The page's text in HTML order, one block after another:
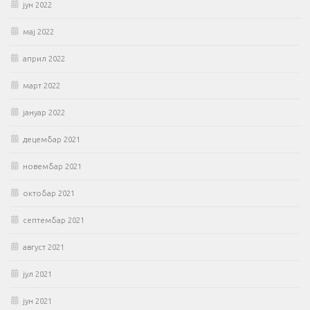
јун 2022
мај 2022
април 2022
март 2022
јануар 2022
децембар 2021
новембар 2021
октобар 2021
септембар 2021
август 2021
јул 2021
јун 2021